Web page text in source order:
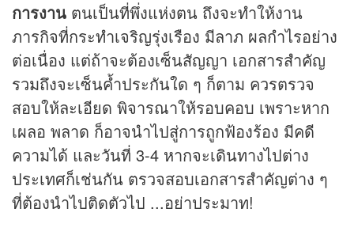
การงาน ตนเป็นที่พึ่งแห่งตน ถึงจะทำให้งาน
ภารกิจที่กระทำเจริญรุ่งเรือง มีลาภ ผลกำไรอย่าง
ต่อเนื่อง แต่ถ้าจะต้องเซ็นสัญญา เอกสารสำคัญ
รวมถึงจะเซ็นค้ำประกันใด ๆ ก็ตาม ควรตรวจ
สอบให้ละเอียด พิจารณาให้รอบคอบ เพราะหาก
เผลอ พลาด ก็อาจนำไปสู่การถูกฟ้องร้อง มีคดี
ความได้ และวันที่ 3-4 หากจะเดินทางไปต่าง
ประเทศก็เช่นกัน ตรวจสอบเอกสารสำคัญต่าง ๆ
ที่ต้องนำไปติดตัวไป ...อย่าประมาท!